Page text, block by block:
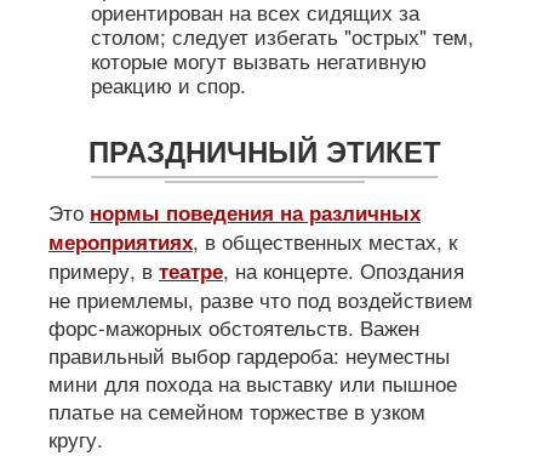
ориентирован на всех сидящих за
столом; следует избегать "острых" тем,
которые могут вызвать негативную
реакцию и спор.
ПРАЗДНИЧНЫЙ ЭТИКЕТ
Это нормы поведения на различных
мероприятиях, в общественных местах, к
примеру, в театре, на концерте. Опоздания
не приемлемы, разве что под воздействием
форс-мажорных обстоятельств. Важен
правильный выбор гардероба: неуместны
мини для похода на выставку или пышное
платье на семейном торжестве в узком
кругу.